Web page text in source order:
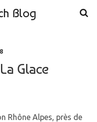
Blog
Glace
Rhône Alpes, près de